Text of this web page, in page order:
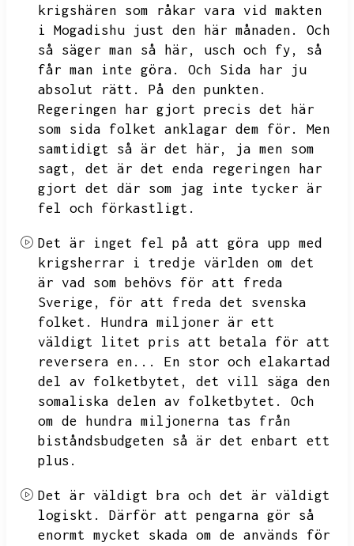
krigshären som råkar vara vid makten
i Mogadishu just den här månaden.
Och
så säger man så här,
usch och fy,
så
får man inte göra.
Och Sida har ju
absolut rätt.
På den punkten.
Regeringen har gjort precis det här
som sida folket anklagar dem för.
Men
samtidigt så är det här,
ja men som
sagt,
det är det enda regeringen har
gjort det där som jag inte tycker är
fel och förkastligt.
Det är inget fel på att göra upp med
krigsherrar i tredje världen om det
är vad som behövs för att freda
Sverige,
för att freda det svenska
folket.
Hundra miljoner är ett
väldigt litet pris att betala för att
reversera en...
En stor och elakartad
del av folketbytet,
det vill säga den
somaliska delen av folketbytet.
Och
om de hundra miljonerna tas från
biståndsbudgeten så är det enbart ett
plus.
Det är väldigt bra och det är väldigt
logiskt.
Därför att pengarna gör så
enormt mycket skada om de används för